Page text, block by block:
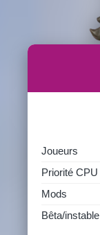
Joueurs
Priorité CPU
Mods
Bêta/instable